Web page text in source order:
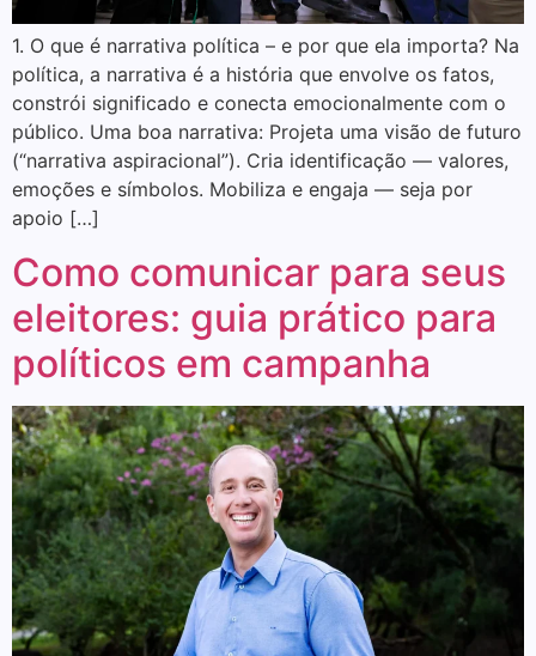
1. O que é narrativa política – e por que ela importa? Na
política, a narrativa é a história que envolve os fatos,
constrói significado e conecta emocionalmente com o
público. Uma boa narrativa: Projeta uma visão de futuro
(“narrativa aspiracional”). Cria identificação — valores,
emoções e símbolos. Mobiliza e engaja — seja por
apoio […]
Como comunicar para seus
eleitores: guia prático para
políticos em campanha